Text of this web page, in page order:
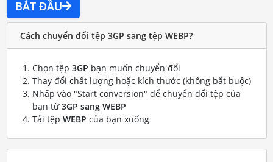
BẮT ĐẦU
Cách chuyển đổi tệp 3GP sang tệp WEBP?
Chọn tệp 3GP bạn muốn chuyển đổi
Thay đổi chất lượng hoặc kích thước (không bắt buộc)
Nhấp vào "Start conversion" để chuyển đổi tệp của
bạn từ3GP sang WEBP
Tải tệp WEBP của bạn xuống